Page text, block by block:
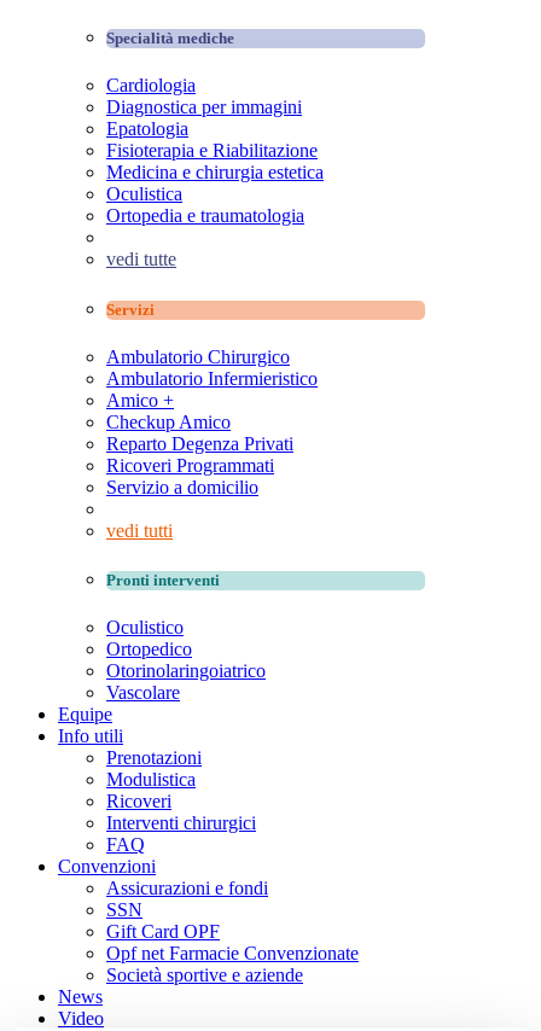
Specialità mediche
Cardiologia
Diagnostica per immagini
Epatologia
Fisioterapia e Riabilitazione
Medicina e chirurgia estetica
Oculistica
Ortopedia e traumatologia
vedi tutte
Servizi
Ambulatorio Chirurgico
Ambulatorio Infermieristico
Amico +
Checkup Amico
Reparto Degenza Privati
Ricoveri Programmati
Servizio a domicilio
vedi tutti
Pronti interventi
Oculistico
Ortopedico
Otorinolaringoiatrico
Vascolare
Equipe
Info utili
Prenotazioni
Modulistica
Ricoveri
Interventi chirurgici
FAQ
Convenzioni
Assicurazioni e fondi
SSN
Gift Card OPF
Opf net Farmacie Convenzionate
Società sportive e aziende
News
Video